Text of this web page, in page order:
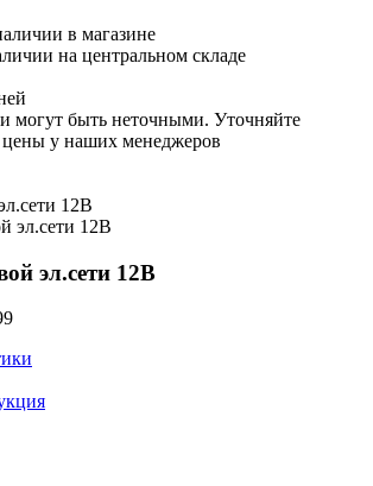
в магазине
на центральном складе
могут быть неточными. Уточняйте
у наших менеджеров
12В
эл.сети 12В